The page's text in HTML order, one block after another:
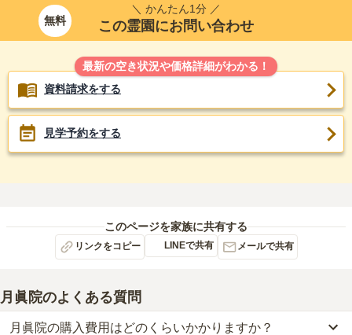
無料
＼ かんたん1分 ／
この霊園にお問い合わせ
最新の空き状況や価格詳細がわかる！
資料請求をする
見学予約をする
このページを家族に共有する
リンクをコピー LINEで共有 メールで共有
月眞院のよくある質問
月眞院の購入費用はどのくらいかかりますか？